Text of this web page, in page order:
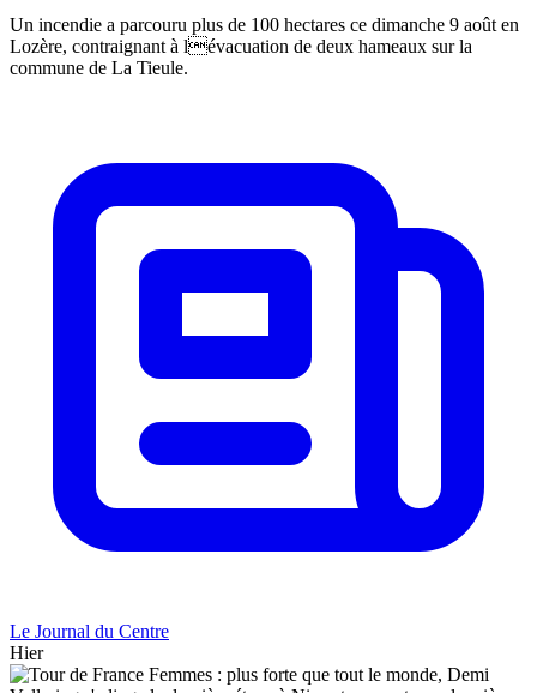
Un incendie a parcouru plus de 100 hectares ce dimanche 9 août en
Lozère, contraignant à lévacuation de deux hameaux sur la
commune de La Tieule.
Le Journal du Centre
Hier